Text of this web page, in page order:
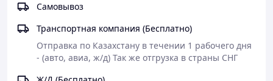
Самовывоз
Транспортная компания (Бесплатно)
Отправка по Казахстану в течении 1 рабочего дня
- (авто, авиа, ж/д) Так же отгрузка в страны СНГ